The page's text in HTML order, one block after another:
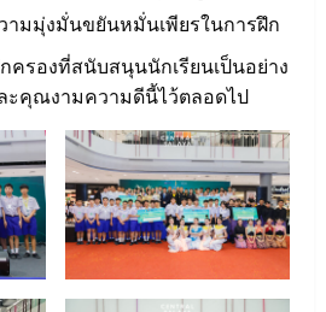
มมุ่งมั่นขยันหมั่นเพียรในการฝึก
รองที่สนับสนุนนักเรียนเป็นอย่าง
ะคุณงามความดีนี้ไว้ตลอดไป